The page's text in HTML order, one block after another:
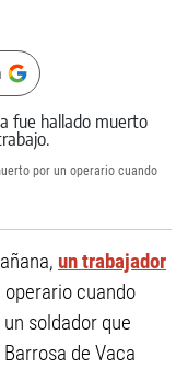
por un operario cuando
un trabajador
operario cuando
soldador que
de Vaca